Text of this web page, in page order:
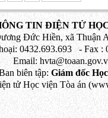
TIN ĐIỆN TỬ
Đức Hiền, xã Thuận
0432.693.693 - Fax :
Email:
biên tập:Giám đốc
tử Học viện Tòa án